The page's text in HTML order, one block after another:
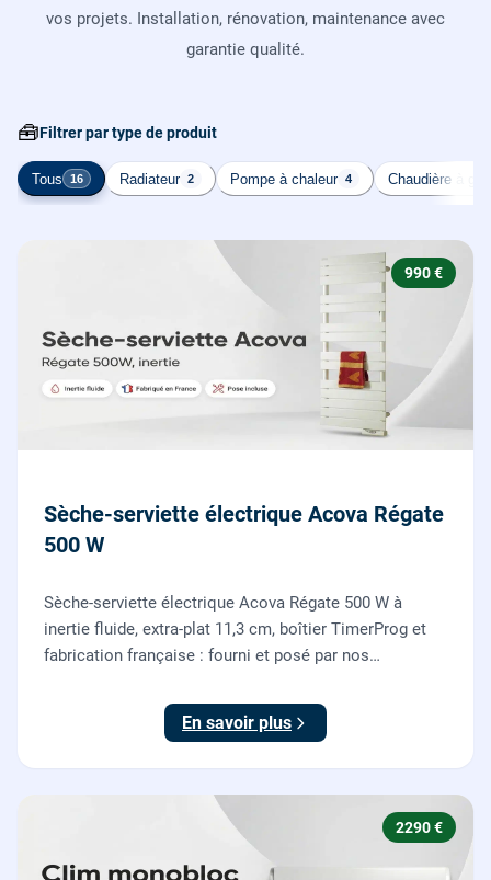
vos projets. Installation, rénovation, maintenance avec
garantie qualité.
🧰Filtrer par type de produit
Tous 16 Radiateur 2 Pompe à chaleur 4 Chaudière à gaz
990 €
Sèche-serviette électrique Acova Régate
500 W
Sèche-serviette électrique Acova Régate 500 W à
inertie fluide, extra-plat 11,3 cm, boîtier TimerProg et
fabrication française : fourni et posé par nos
En savoir plus
2290 €